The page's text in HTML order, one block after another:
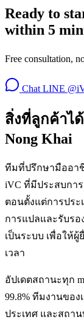
Ready to
within 5
Free consultation,
Chat LINE
สิ่งที่ลูกค้าไ
Nong Khai
ทีมที่ปรึกษามืออา
iVC ที่มีประสบกา
ตอนตั้งแต่การประ
การแปลและรับรอ
เป็นระบบ เพื่อให้
เวลา
อัปเดตสถานะทุก
99.8% ทีมงานขอ
ประเทศ และสถาน